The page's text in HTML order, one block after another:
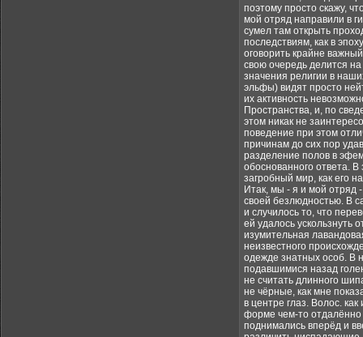
поэтому просто скажу,
мой отряд направили в
сумел там открыть
последствиям, как в
оговорить крайне
свою очередь делится
значения религии в
эльфы) видят просто
их активность
Пространства, и, по
этом никак не
поведение при этом
причинам до сих пор
разделение полов в
обоснованного ответа.
загробный мир, как его
Итак, мы - я и мой отряд
своей безлюдностью. В
и случилось то, что
ей удалось ускользнуть
изумительная
неизвестного
одежде знатных особ. В
подавшимися назад
не считать длинного
не чёрные, как мне
в центре глаз. Волос.
форме чем-то отдалённо
поднимались вперёд и